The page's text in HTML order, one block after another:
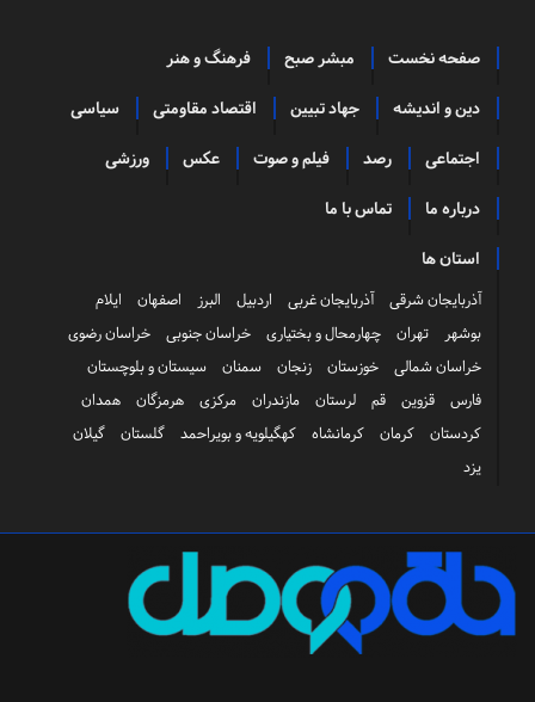
صفحه نخست مبشر صبح فرهنگ و هنر
دین و اندیشه جهاد تبیین اقتصاد مقاومتی سیاسی
اجتماعی رصد فیلم و صوت عکس ورزشی
درباره ما تماس با ما
استان ها
آذربایجان شرقی آذربایجان غربی اردبیل البرز اصفهان
ایلام
بوشهر
تهران چهارمحال و بختیاری خراسان جنوبی
خراسان رضوی
خراسان شمالی
خوزستان زنجان سمنان
سیستان و بلوچستان
فارس
قزوین قم لرستان مازندران مرکزی هرمزگان
همدان
کردستان
کرمان کرمانشاه کهگیلویه و بویراحمد گلستان
گیلان
یزد